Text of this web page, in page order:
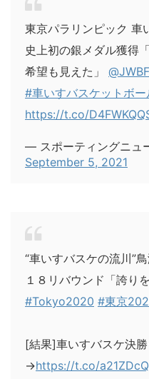
東京パラリンピック 車
史上初の銀メダル獲得
希望も見えた」
#車いすバスケットボー
https://t.co/
— スポーティングニュ
September 5, 2021
“車いすバスケの流川”
１８リバウンド「誇り
#Tokyo2020 #東京
[結果]車いすバスケ決
→https://t.co/